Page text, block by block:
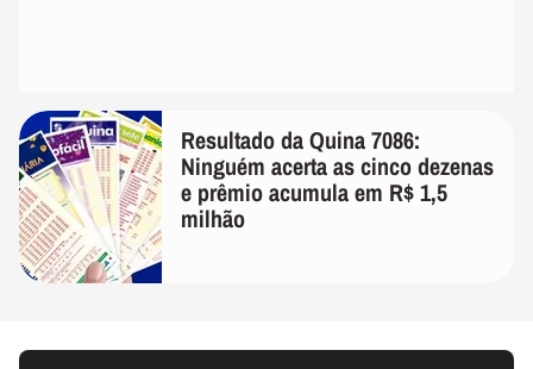
Resultado da Quina 7086:
Ninguém acerta as cinco dezenas
e prêmio acumula em R$ 1,5
milhão